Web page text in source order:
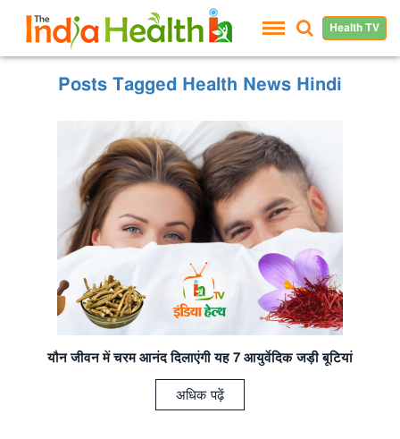
Health TV
Posts Tagged Health News Hindi
यौन जीवन में चरम आनंद दिलाएंगी यह 7 आयुर्वेदिक जड़ी बूटियां
अधिक पढ़ें